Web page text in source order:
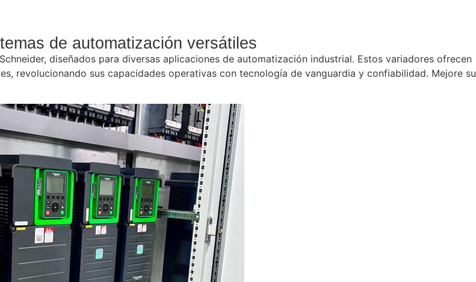
de automatización versátiles
diseñados para diversas aplicaciones de automatización industrial. Estos variadores ofrecen
revolucionando sus capacidades operativas con tecnología de vanguardia y confiabilidad. Mejore su